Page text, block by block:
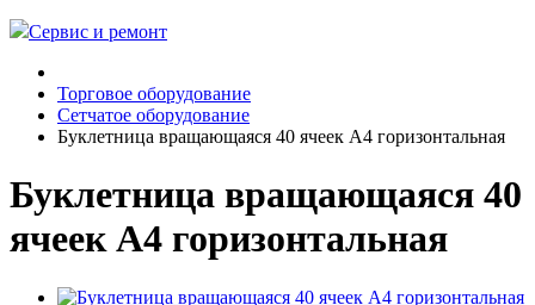
Сервис и ремонт
Торговое оборудование
Сетчатое оборудование
Буклетница вращающаяся 40 ячеек А4 горизонтальная
Буклетница вращающаяся 40
ячеек А4 горизонтальная